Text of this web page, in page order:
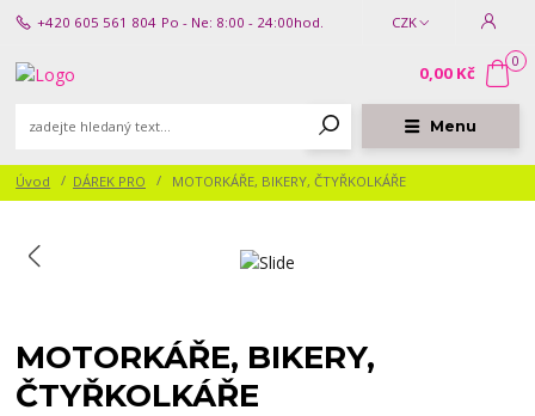
Menu
CZK
+420 605 561 804 Po - Ne: 8:00 - 24:00hod.
0
0,00 Kč
Úvod DÁREK PRO MOTORKÁŘE, BIKERY, ČTYŘKOLKÁŘE
MOTORKÁŘE, BIKERY,
ČTYŘKOLKÁŘE